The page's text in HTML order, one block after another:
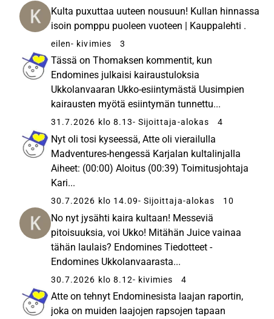
Kulta puxuttaa uuteen nousuun! Kullan hinnassa
isoin pomppu puoleen vuoteen | Kauppalehti .
eilen- kivimies 3
Tässä on Thomaksen kommentit, kun
Endomines julkaisi kairaustuloksia
Ukkolanvaaran Ukko-esiintymästä Uusimpien
kairausten myötä esiintymän tunnettu...
31.7.2026 klo 8.13- Sijoittaja-alokas 4
Nyt oli tosi kyseessä, Atte oli vierailulla
Madventures-hengessä Karjalan kultalinjalla
Aiheet: (00:00) Aloitus (00:39) Toimitusjohtaja
Kari...
30.7.2026 klo 14.09- Sijoittaja-alokas 10
No nyt jysähti kaira kultaan! Messeviä
pitoisuuksia, voi Ukko! Mitähän Juice vainaa
tähän laulais? Endomines Tiedotteet -
Endomines Ukkolanvaarasta...
30.7.2026 klo 8.12- kivimies 4
Atte on tehnyt Endominesista laajan raportin,
joka on muiden laajojen rapsojen tapaan